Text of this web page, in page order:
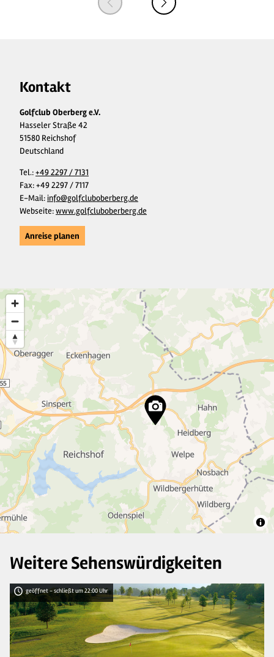
Kontakt
Golfclub Oberberg e.V.
Hasseler Straße 42
51580 Reichshof
Deutschland
Tel.:+49 2297 / 7131
Fax:+49 2297 / 7117
E-Mail:info@golfcluboberberg.de
Webseite:www.golfcluboberberg.de
Anreise planen
4
11
8
37
Weitere Sehenswürdigkeiten
geöffnet - schließt um 22:00 Uhr